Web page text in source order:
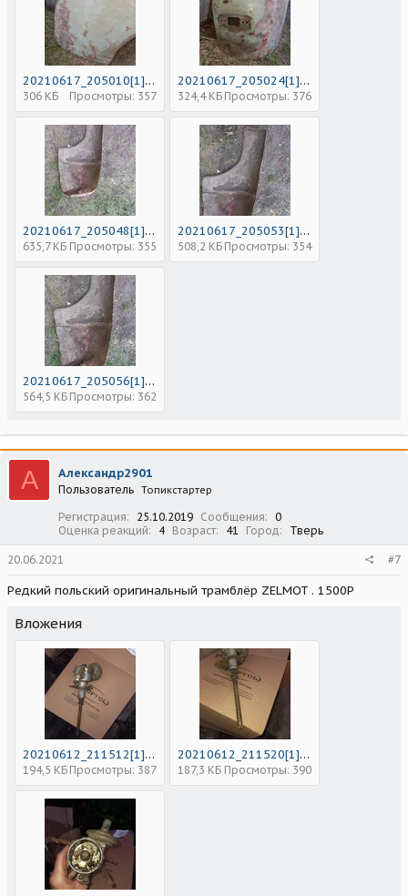
20210617_205010[1].jpg
306 КБ Просмотры: 357
20210617_205024[1].jpg
324,4 КБ Просмотры: 376
20210617_205048[1].jpg
635,7 КБ Просмотры: 355
20210617_205053[1].jpg
508,2 КБ Просмотры: 354
20210617_205056[1].jpg
564,5 КБ Просмотры: 362
А Александр2901
Пользователь Топикстартер
Регистрация 25.10.2019 Сообщения
0
Оценка реакций
4 Возраст 41 Город Тверь
20.06.2021 #7
Редкий польский оригинальный трамблёр ZELMOT . 1500Р
Вложения
20210612_211512[1].jpg
194,5 КБ Просмотры: 387
20210612_211520[1].jpg
187,3 КБ Просмотры: 390